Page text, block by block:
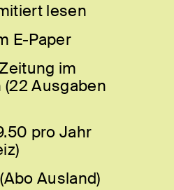
lesen
E-Paper
im
Ausgaben
pro Jahr
Ausland)